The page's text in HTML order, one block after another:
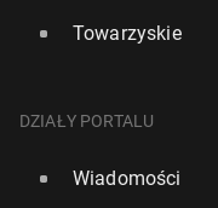
Towarzyskie
DZIAŁY PORTALU
Wiadomości